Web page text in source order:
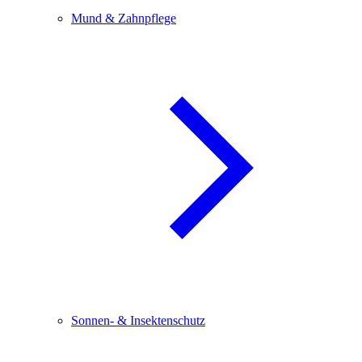
Mund & Zahnpflege
Sonnen- & Insektenschutz